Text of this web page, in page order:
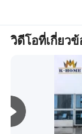
เพื่อเพิ่มประสิท
แบนจึงได้เปิดตัว
เนื่องเครื่องแปล
อัตโนมัติโดยมีก
ประชุมเชิงปฏิบั
ปฏิบัติการโรงจ่า
พื้นที่ประมาณ 20
ผลิตที่ครบถ้วน
วิดีโอที่เกี่ยวข้